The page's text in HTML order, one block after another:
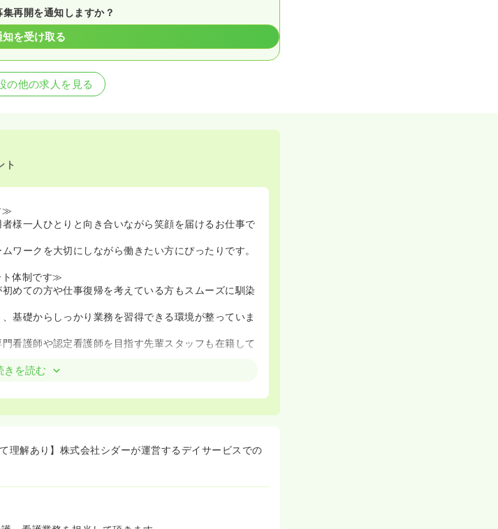
再開を通知しますか？
知を受け取る
の他の求人を見る
ト
≫
様一人ひとりと向き合いながら笑顔を届けるお仕事で
ワークを大切にしながら働きたい方にぴったりです。
ト体制です≫
めての方や仕事復帰を考えている方もスムーズに馴染
基礎からしっかり業務を習得できる環境が整っていま
看護師や認定看護師を目指す先輩スタッフも在籍して
ただけるため、家庭やプライベートとの両立が可能で
≫
庭との両立を目指す方にもピッタリです！
なります☆≫
きを読む
解あり】株式会社シダーが運営するデイサービスでの